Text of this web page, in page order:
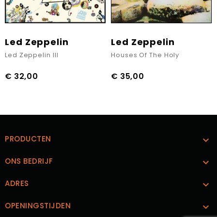
Led Zeppelin
Led Zeppelin III
Prijs
€ 32,00
Led Zeppelin
Houses Of The Holy
Prijs
€ 35,00
PRODUCTEN 
ONS BEDRIJF 
ADRES 
OPENINGSTIJDEN 